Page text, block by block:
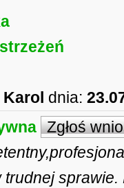
Karol dnia:
Zgłoś
trudnej sprawie.